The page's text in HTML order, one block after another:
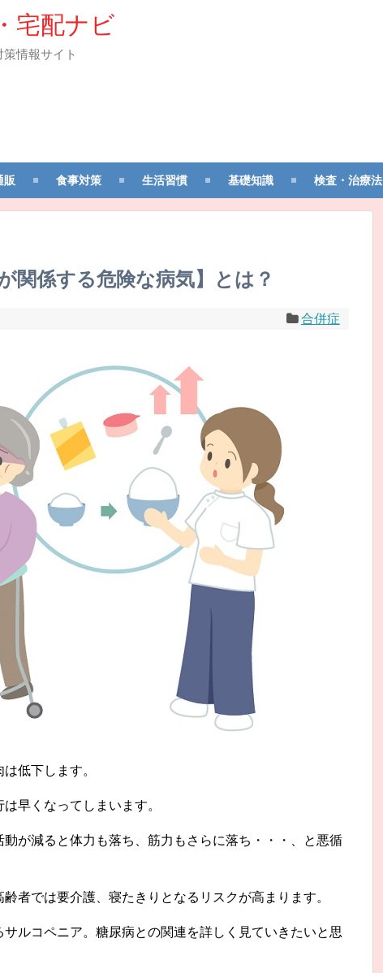
宅配ナビ
情報サイト
販 食事対策 生活習慣 基礎知識 検査・治療法
関係する危険な病気】とは？
合併症
低下します。
早くなってしまいます。
が減ると体力も落ち、筋力もさらに落ち・・・、と悪循
者では要介護、寝たきりとなるリスクが高まります。
ルコペニア。糖尿病との関連を詳しく見ていきたいと思